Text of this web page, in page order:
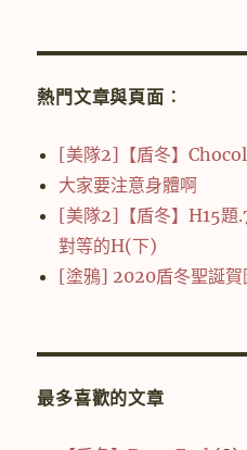
熱門文章與頁面︰
[美隊2]【盾冬】
大家要注意身體啊
[美隊2]【盾冬】H15題
對等的H(下)
[塗鴉] 2020盾冬聖誕賀
最多喜歡的文章